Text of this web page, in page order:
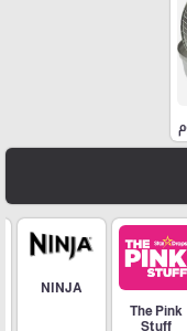
The Pink
Stuff
NINJA